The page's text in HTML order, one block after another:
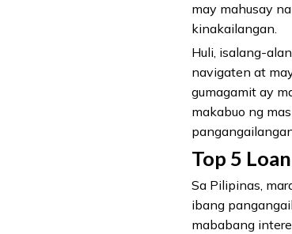
may mahusay
kinakailangan.
Huli, isalang-
navigaten at
gumagamit ay
makabuo ng
Top 5
Sa Pilipinas,
ibang
mababang